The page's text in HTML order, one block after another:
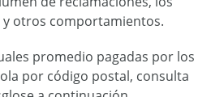
y otros comportamientos.
promedio pagadas por los
por código postal, consulta